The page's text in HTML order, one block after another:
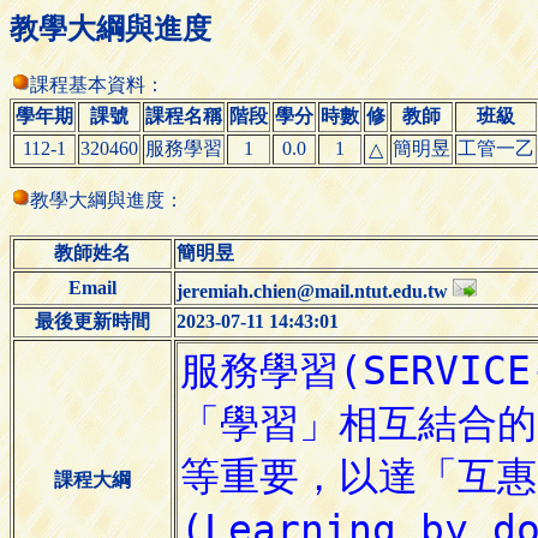
教學大綱與進度
課程基本資料：
學年期
課號 課程名稱 階段 學分 時數 修 教師
班級
112-1
320460 服務學習 1 0.0 1 △ 簡明昱 工管一乙
教學大綱與進度：
教師姓名
簡明昱
Email
jeremiah.chien@mail.ntut.edu.tw
最後更新時間
2023-07-11 14:43:01
課程大綱